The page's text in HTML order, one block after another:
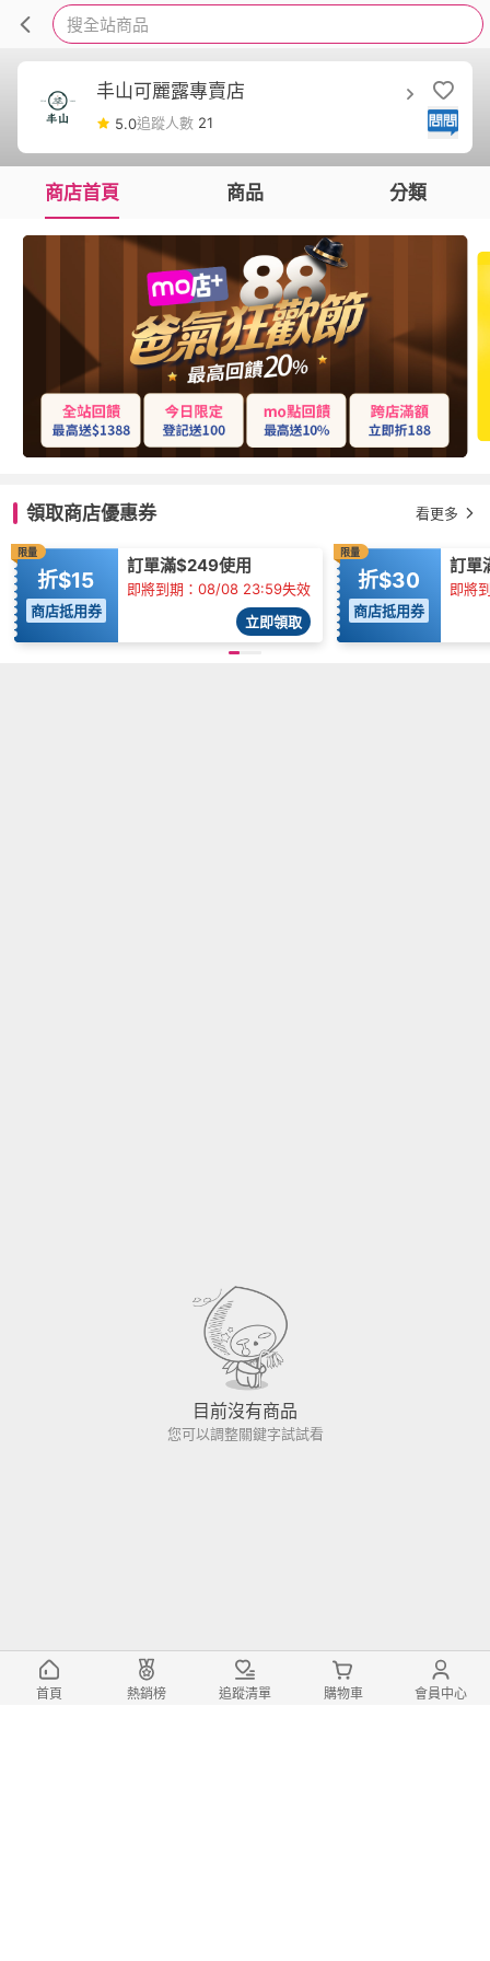
搜全站商品
丰山可麗露專賣店
5.0追蹤人數 21
商店首頁 商品 分類
領取商店優惠券 看更多
限量
折$15
商店抵用券
訂單滿$249使用
即將到期：08/08 23:59失效
立即領取
限量
折$30
商店抵用券
訂單
即將
目前沒有商品
您可以調整關鍵字試試看
首頁 熱銷榜 追蹤清單 購物車 會員中心